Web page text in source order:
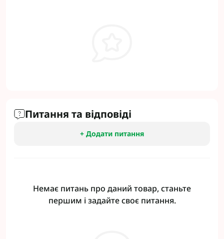
Питання та відповіді
+ Додати питання
Немає питань про даний товар, станьте
першим і задайте своє питання.